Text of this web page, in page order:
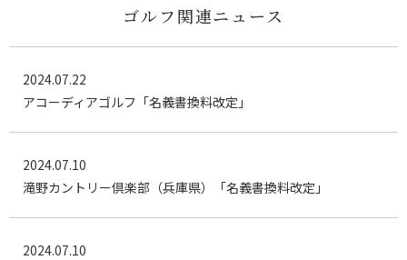
ゴルフ関連ニュース
2024.07.22
アコーディアゴルフ「名義書換料改定」
2024.07.10
滝野カントリー倶楽部（兵庫県）「名義書換料改定」
2024.07.10